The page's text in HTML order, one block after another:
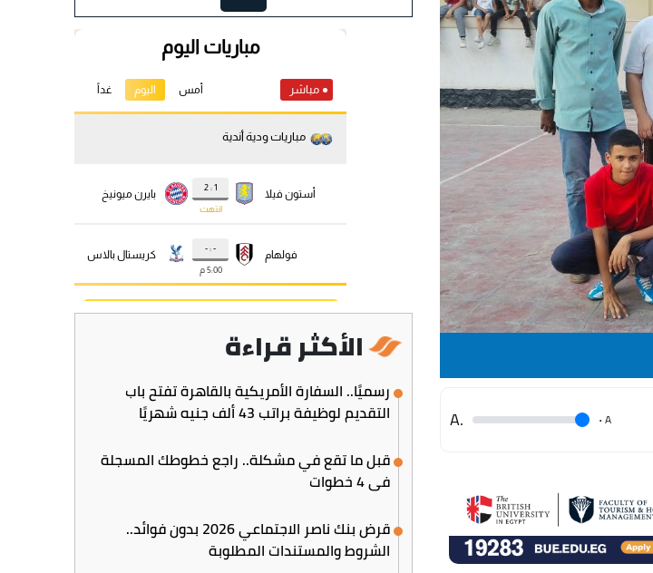
A
.
.A
الأكثر قراءة
رسميًا.. السفارة الأمريكية بالقاهرة تفتح باب
التقديم لوظيفة براتب 43 ألف جنيه شهريًا
قبل ما تقع في مشكلة.. راجع خطوطك المسجلة
في 4 خطوات
قرض بنك ناصر الاجتماعي 2026 بدون فوائد..
الشروط والمستندات المطلوبة